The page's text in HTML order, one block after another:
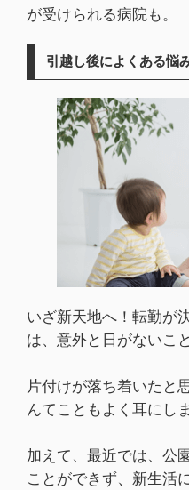
が受けられる病院も。
引越し後によくある悩
いざ新天地へ！転勤が
は、意外と日がないこ
片付けが落ち着いたと
んてこともよく耳にし
加えて、最近では、公
ことができず、新生活